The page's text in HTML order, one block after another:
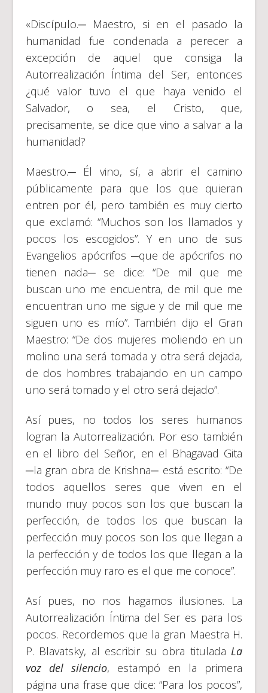
«Discípulo.─ Maestro, si en el pasado la
humanidad fue condenada a perecer a
excepción de aquel que consiga la
Autorrealización Íntima del Ser, entonces
¿qué valor tuvo el que haya venido el
Salvador, o sea, el Cristo, que,
precisamente, se dice que vino a salvar a la
humanidad?
Maestro.─ Él vino, sí, a abrir el camino
públicamente para que los que quieran
entren por él, pero también es muy cierto
que exclamó: “Muchos son los llamados y
pocos los escogidos”. Y en uno de sus
Evangelios apócrifos ─que de apócrifos no
tienen nada─ se dice: “De mil que me
buscan uno me encuentra, de mil que me
encuentran uno me sigue y de mil que me
siguen uno es mío”. También dijo el Gran
Maestro: “De dos mujeres moliendo en un
molino una será tomada y otra será dejada,
de dos hombres trabajando en un campo
uno será tomado y el otro será dejado”.
Así pues, no todos los seres humanos
logran la Autorrealización. Por eso también
en el libro del Señor, en el Bhagavad Gita
─la gran obra de Krishna─ está escrito: “De
todos aquellos seres que viven en el
mundo muy pocos son los que buscan la
perfección, de todos los que buscan la
perfección muy pocos son los que llegan a
la perfección y de todos los que llegan a la
perfección muy raro es el que me conoce”.
Así pues, no nos hagamos ilusiones. La
Autorrealización Íntima del Ser es para los
pocos. Recordemos que la gran Maestra H.
P. Blavatsky, al escribir su obra tituladaLa
voz del silencio, estampó en la primera
página una frase que dice: “Para los pocos”,